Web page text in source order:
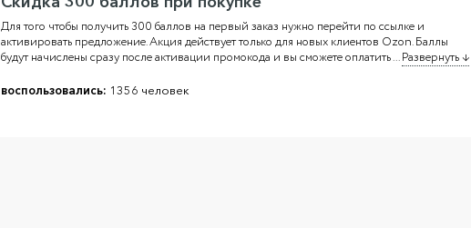
Для того чтобы получить 300 баллов на первый заказ нужно перейти по ссылке и
активировать предложение. Акция действует только для новых клиентов Ozon. Баллы
будут начислены сразу после активации промокода и вы сможете оплатить...Развернуть ↓
воспользовались: 1356 человек